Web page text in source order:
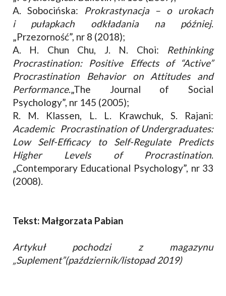
A. Sobocińska:
Prokrastynacja – o urokach
i pułapkach odkładania na później.
„Przezorność”, nr 8 (2018);
A. H. Chun Chu, J. N. Choi: Rethinking
Procrastination: Positive Effects of “Active”
Procrastination Behavior on Attitudes and
Performance.„The Journal of Social
Psychology”, nr 145 (2005);
R. M. Klassen, L. L. Krawchuk, S. Rajani:
Academic Procrastination of Undergraduates:
Low Self-Efficacy to Self-Regulate Predicts
Higher Levels of Procrastination.
„Contemporary Educational Psychology”, nr 33
(2008).
Tekst: Małgorzata Pabian
Artykuł pochodzi z magazynu
„Suplement”(październik/listopad 2019)